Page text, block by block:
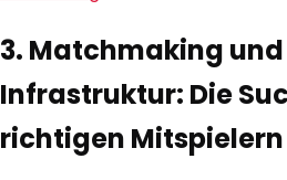
3. Matchmaking
Infrastruktur: Die
richtigen Mitspielern